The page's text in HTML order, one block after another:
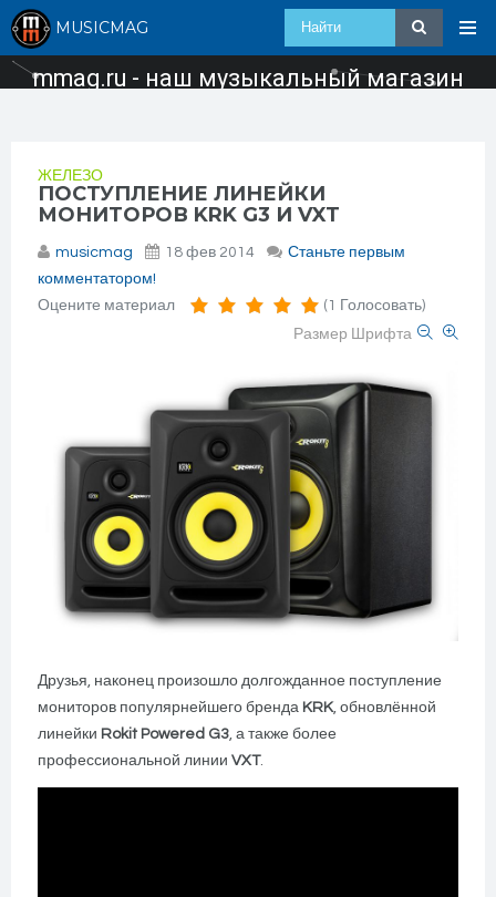
MUSICMAG
mmag.ru - наш музыкальный магазин
ЖЕЛЕЗО
ПОСТУПЛЕНИЕ ЛИНЕЙКИ
МОНИТОРОВ KRK G3 И VXT
musicmag 18 фев 2014
Станьте первым
комментатором!
Оцените материал
(1 Голосовать)
Размер Шрифта
Друзья, наконец произошло долгожданное поступление
мониторов популярнейшего бренда KRK, обновлённой
линейки Rokit Powered G3, а также более
профессиональной линии VXT.